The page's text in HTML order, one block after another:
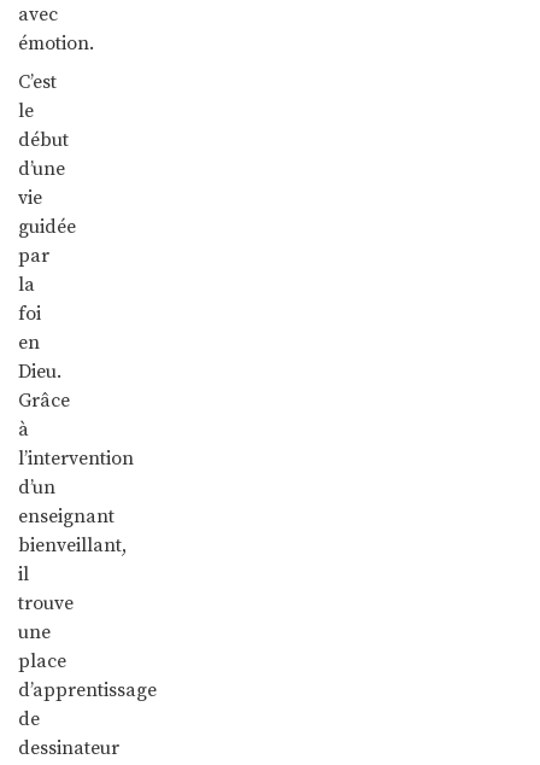
avec
émotion.
C’est
le
début
d’une
vie
guidée
par
la
foi
en
Dieu.
Grâce
à
l’intervention
d’un
enseignant
bienveillant,
il
trouve
une
place
d’apprentissage
de
dessinateur